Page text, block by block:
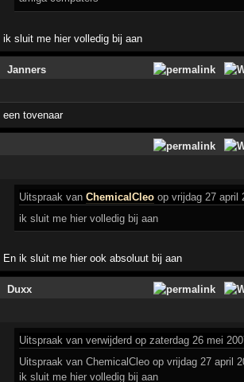
ik sluit me hier volledig bij aan
Janners
een tovenaar
Uitspraak vanChemicalCleo op vrijdag 27 april
ik sluit me hier volledig bij aan
En ik sluit me hier ook absoluut bij aan
Duxx
Uitspraak van verwijderd op zaterdag 26 mei
Uitspraak van ChemicalCleo op vrijdag 27 april
ik sluit me hier volledig bij aan